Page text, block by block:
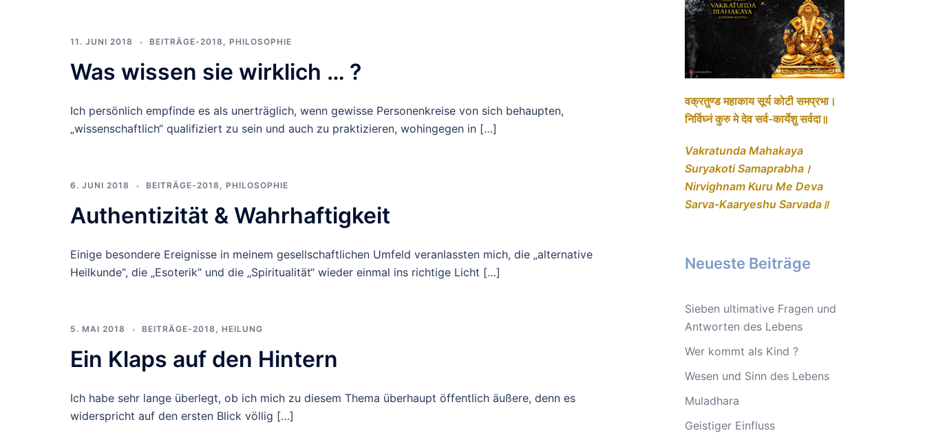
11. JUNI 2018 BEITRÄGE-2018 , PHILOSOPHIE
Was wissen sie wirklich … ?
Ich persönlich empfinde es als unerträglich, wenn gewisse Personenkreise von sich behaupten,
„wissenschaftlich“ qualifiziert zu sein und auch zu praktizieren, wohingegen in […]
6. JUNI 2018 BEITRÄGE-2018 , PHILOSOPHIE
Authentizität & Wahrhaftigkeit
Einige besondere Ereignisse in meinem gesellschaftlichen Umfeld veranlassten mich, die „alternative
Heilkunde“, die „Esoterik“ und die „Spiritualität“ wieder einmal ins richtige Licht […]
5. MAI 2018 BEITRÄGE-2018 , HEILUNG
Ein Klaps auf den Hintern
Ich habe sehr lange überlegt, ob ich mich zu diesem Thema überhaupt öffentlich äußere, denn es
widerspricht auf den ersten Blick völlig […]
वक्रतुण्ड महाकाय सूर्य कोटी समप्रभा।
निर्विघ्नं कुरु मे देव सर्व-कार्येशु सर्वदा॥
Vakratunda Mahakaya
Suryakoti Samaprabha।
Nirvighnam Kuru Me Deva
Sarva-Kaaryeshu Sarvada॥
Neueste Beiträge
Sieben ultimative Fragen und
Antworten des Lebens
Wer kommt als Kind ?
Wesen und Sinn des Lebens
Muladhara
Geistiger Einfluss